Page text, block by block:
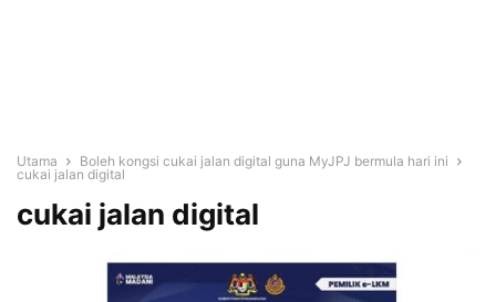
Utama
Boleh kongsi cukai jalan digital guna MyJPJ bermula hari ini
cukai jalan digital
cukai jalan digital